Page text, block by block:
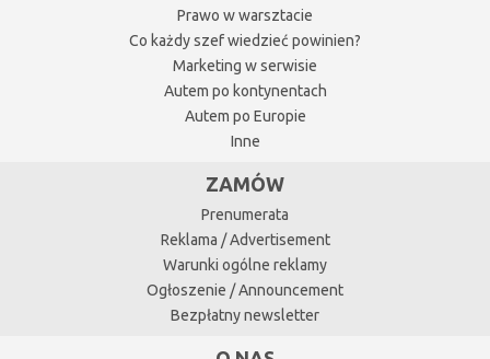
Prawo w warsztacie
Co każdy szef wiedzieć powinien?
Marketing w serwisie
Autem po kontynentach
Autem po Europie
Inne
ZAMÓW
Prenumerata
Reklama / Advertisement
Warunki ogólne reklamy
Ogłoszenie / Announcement
Bezpłatny newsletter